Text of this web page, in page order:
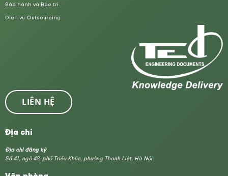
Bảo hành và Bảo trì
Dịch vụ Outsourcing
LIÊN HỆ
Địa chỉ
Địa chỉ đăng ký
Số 41, ngõ 42, phố Triều Khúc, phường Thanh Liệt, Hà Nội.